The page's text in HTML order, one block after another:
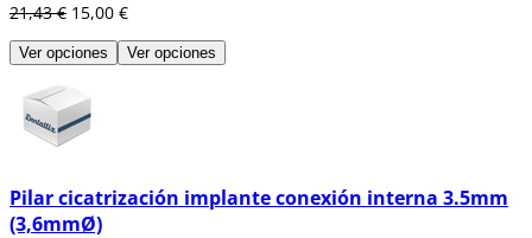
21,43 € 15,00 €
Ver opciones Ver opciones
Pilar cicatrización implante conexión interna 3.5mm
(3,6mmØ)